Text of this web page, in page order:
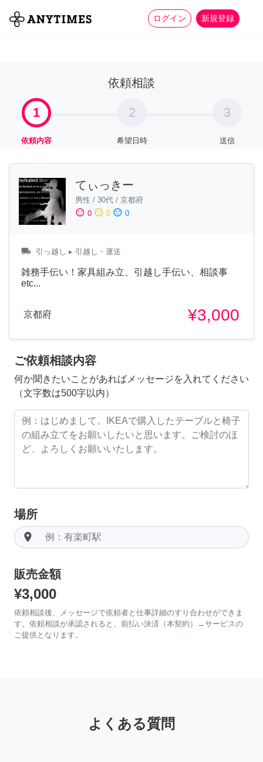
ログイン 新規登録
全て 家事 more_horiz
依頼相談
1
依頼内容
2
希望日時
3
送信
てぃっきー
男性 / 30代 / 京都府
sentiment_satisfied 0 sentiment_neutral 0 sentiment_dissatisfied 0
local_shipping 引っ越し ▸ 引越し・運送
雑務手伝い！家具組み立、引越し手伝い、相談事
etc...
京都府 ¥3,000
ご依頼相談内容
何か聞きたいことがあればメッセージを入れてください
（文字数は500字以内）
場所
room
販売金額
¥3,000
依頼相談後、メッセージで依頼者と仕事詳細のすり合わせができま
す。依頼相談が承認されると、前払い決済（本契約）→サービスの
ご提供となります。
よくある質問